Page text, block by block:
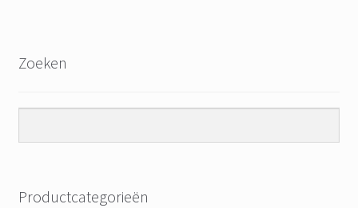
Zoeken
Productcategorieën